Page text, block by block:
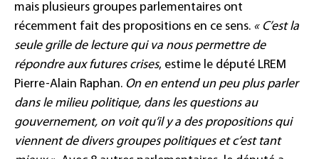
mais plusieurs groupes parlementaires ont
récemment fait des propositions en ce sens. « C’est la
seule grille de lecture qui va nous permettre de
répondre aux futures crises, estime le député LREM
Pierre-Alain Raphan. On en entend un peu plus parler
dans le milieu politique, dans les questions au
gouvernement, on voit qu’il y a des propositions qui
viennent de divers groupes politiques et c’est tant